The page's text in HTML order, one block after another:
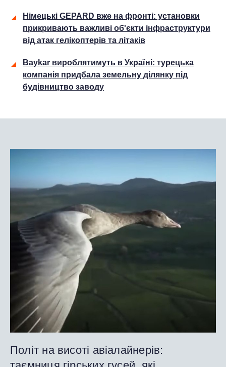
Німецькі GEPARD вже на фронті: установки
прикривають важливі об'єкти інфраструктури
від атак гелікоптерів та літаків
Baykar вироблятимуть в Україні: турецька
компанія придбала земельну ділянку під
будівництво заводу
Політ на висоті авіалайнерів: